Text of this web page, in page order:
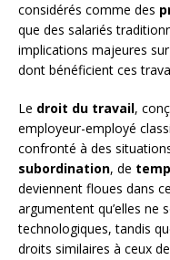
considérés comme des
que des salariés
implications majeures
dont bénéficient ces
Le droit du travail,
employeur-employé
confronté à des
subordination, de
deviennent floues dans
argumentent qu’elles ne
technologiques, tandis
droits similaires à ceux